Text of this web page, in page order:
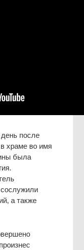
после
храме во имя
была
а также